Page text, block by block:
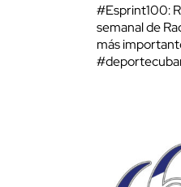
#Esprint100:
semanal de
más